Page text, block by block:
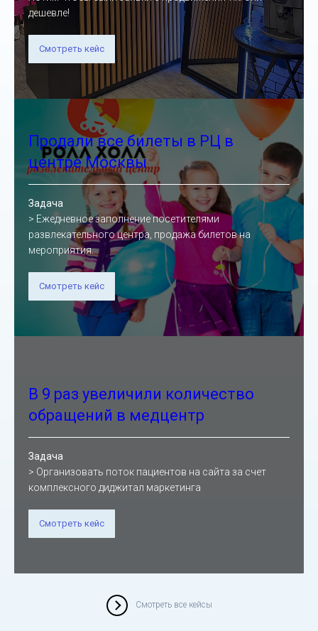
дешевле!
Смотреть кейс
Продали все билеты в РЦ в
центре Москвы
Задача
> Ежедневное заполнение посетителями
развлекательного центра, продажа билетов на
мероприятия.
Смотреть кейс
В 9 раз увеличили количество
обращений в медцентр
Задача
> Организовать поток пациентов на сайта за счет
комплексного диджитал маркетинга
Смотреть кейс
Смотреть все кейсы